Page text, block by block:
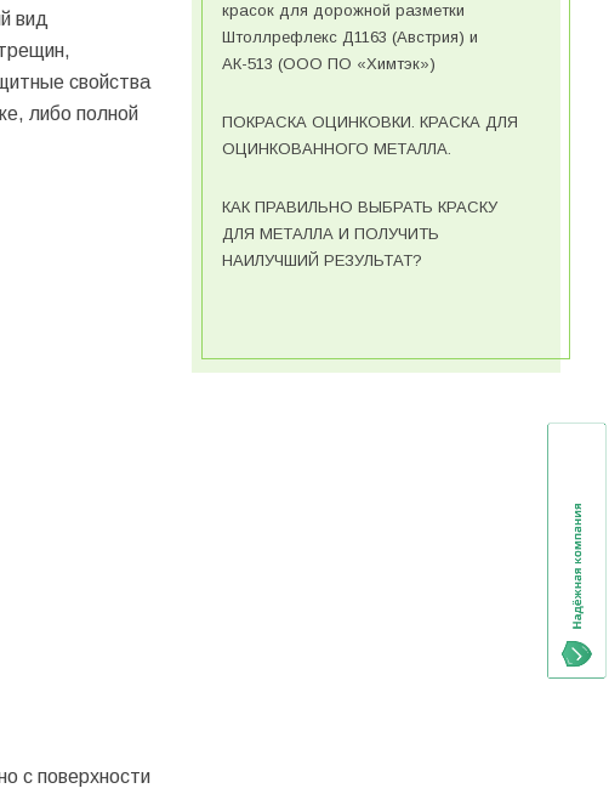
вид
свойства
либо полной
с поверхности
красок для дорожной разметки
Штоллрефлекс Д1163 (Австрия) и
АК-513 (ООО ПО «Химтэк»)
ПОКРАСКА ОЦИНКОВКИ. КРАСКА ДЛЯ
ОЦИНКОВАННОГО МЕТАЛЛА.
КАК ПРАВИЛЬНО ВЫБРАТЬ КРАСКУ
ДЛЯ МЕТАЛЛА И ПОЛУЧИТЬ
НАИЛУЧШИЙ РЕЗУЛЬТАТ?